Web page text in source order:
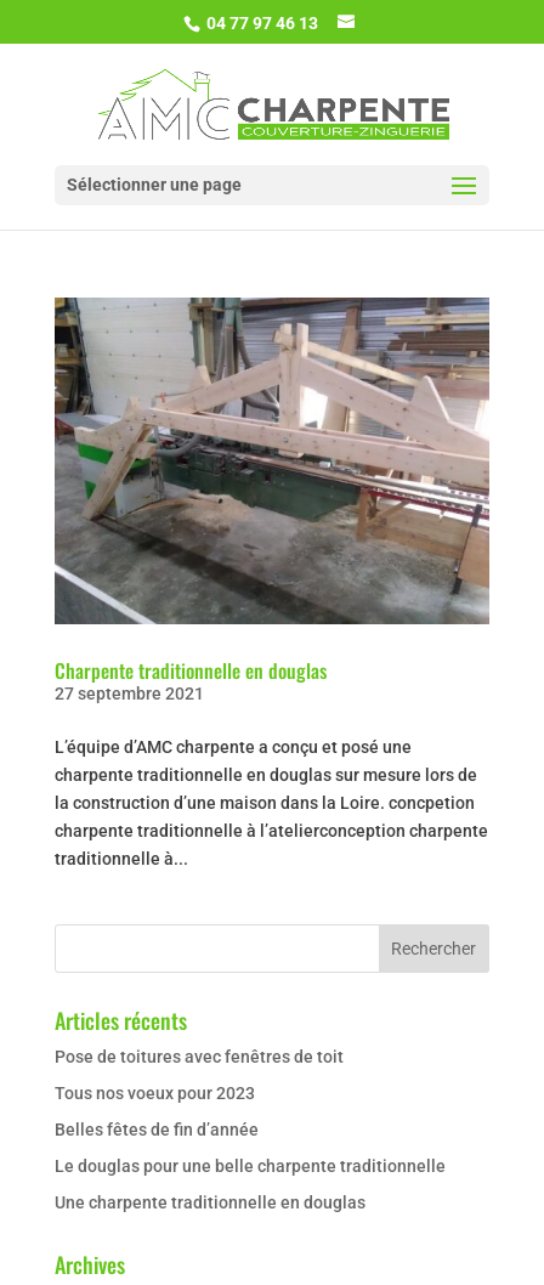
04 77 97 46 13
Sélectionner une page
Charpente traditionnelle en douglas
27 septembre 2021
L’équipe d’AMC charpente a conçu et posé une
charpente traditionnelle en douglas sur mesure lors de
la construction d’une maison dans la Loire. concpetion
charpente traditionnelle à l’atelierconception charpente
traditionnelle à...
Articles récents
Pose de toitures avec fenêtres de toit
Tous nos voeux pour 2023
Belles fêtes de fin d’année
Le douglas pour une belle charpente traditionnelle
Une charpente traditionnelle en douglas
Archives